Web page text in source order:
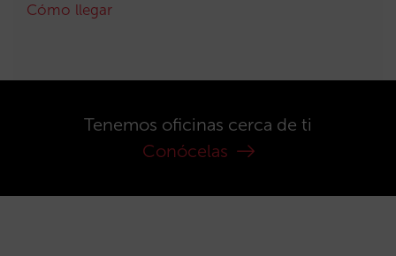
Cómo llegar
Tenemos oficinas cerca de ti
Conócelas